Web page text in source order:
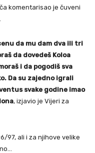
komentarisao je čuveni
da mu dam dva ili tri
da dovedeš Koloa
i da pogodiš sva
Da su zajedno igrali
svake godine imao
, izjavio je Vijeri za
97, ali i za njihove velike